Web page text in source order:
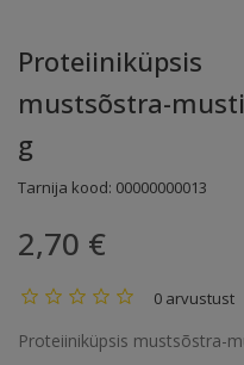
Proteiiniküpsis
mustsõstra-
g
Tarnija kood: 00000000013
2,70 €
0 arvustust
Proteiiniküpsis mustsõstra-